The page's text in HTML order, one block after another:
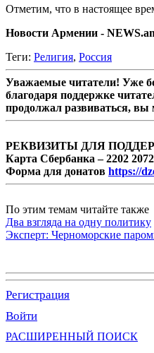
Отметим, что в настоящее
Новости Армении -
Теги: Религия, Россия
Уважаемые читатели! Уже
благодаря поддержке
продолжал развиваться, вы
РЕКВИЗИТЫ ДЛЯ
Карта Сбербанка – 2202
Форма для донатов https://
По этим темам читайте также
Два взгляда на одну политику
Эксперт: Черноморские
Регистрация
Войти
РАСШИРЕННЫЙ ПОИСК